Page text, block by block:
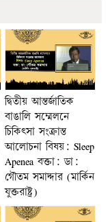
দ্বিতীয় আন্তর্জাতিক
বাঙালি সম্মেলনে
চিকিৎসা সংক্রান্ত
আলোচনা বিষয়: Sleep
Apenea বক্তা: ডা:
গৌতম সমাদ্দার (মার্কিন
যুক্তরাষ্ট্র)